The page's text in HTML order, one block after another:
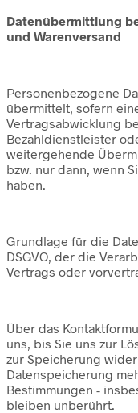
Datenübermittlung
und Warenversand
Personenbezogene
übermittelt, sofern
Vertragsabwicklung
Bezahldienstleister
weitergehende
bzw. nur dann, wenn
haben.
Grundlage für die
DSGVO, der die
Vertrags oder
Über das
uns, bis Sie uns zur
zur Speicherung
Datenspeicherung
Bestimmungen -
bleiben unberührt.